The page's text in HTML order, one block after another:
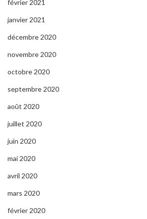
février 2021
janvier 2021
décembre 2020
novembre 2020
octobre 2020
septembre 2020
août 2020
juillet 2020
juin 2020
mai 2020
avril 2020
mars 2020
février 2020